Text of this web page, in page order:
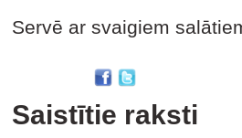
Servē ar svaigiem
Saistītie raksti